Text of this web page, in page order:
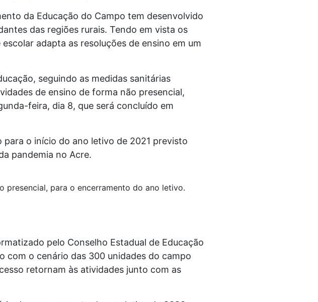
da Educação do Campo tem desenvolvido
das regiões rurais. Tendo em vista os
adapta as resoluções de ensino em um
seguindo as medidas sanitárias
de ensino de forma não presencial,
feira, dia 8, que será concluído em
o início do ano letivo de 2021 previsto
pandemia no Acre.
presencial, para o encerramento do ano letivo.
pelo Conselho Estadual de Educação
com o cenário das 300 unidades do campo
retornam às atividades junto com as